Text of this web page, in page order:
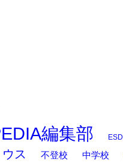
編集部 ESD
ス 不登校 中学校